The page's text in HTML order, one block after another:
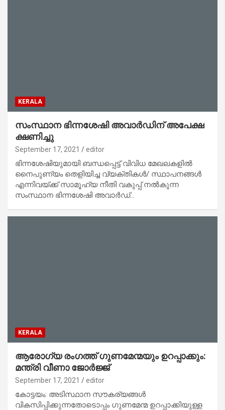
KERALA
സംസ്ഥാന ഭിന്നശേഷി അവാർഡിന് അപേക്ഷ
ക്ഷണിച്ചു
September 17, 2021 editor
ഭിന്നശേഷിയുമായി ബന്ധപ്പെട്ട് വിവിധ മേഖലകളിൽ
നൈപുണ്യം തെളിയിച്ച വ്യക്തികൾ/ സ്ഥാപനങ്ങൾ
എന്നിവയ്ക്ക് സാമൂഹ്യ നീതി വകുപ്പ് നൽകുന്ന
സംസ്ഥാന ഭിന്നശേഷി അവാർഡ്…
KERALA
ആരോഗ്യ രംഗത്ത് ഗുണമേന്മയും ഉറപ്പാക്കും:
മന്ത്രി വീണാ ജോർജ്ജ്
September 17, 2021 editor
കോട്ടയം: അടിസ്ഥാന സൗകര്യങ്ങൾ
വികസിപ്പിക്കുന്നതോടൊപ്പം ഗുണമേന്മ ഉറപ്പാക്കിയുള്ള